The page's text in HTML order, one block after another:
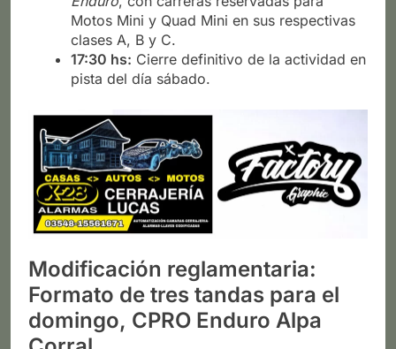
Motos Mini y Quad Mini en sus respectivas
clases A, B y C.
17:30 hs: Cierre definitivo de la actividad en
pista del día sábado.
Modificación reglamentaria:
Formato de tres tandas para el
domingo, CPRO Enduro Alpa